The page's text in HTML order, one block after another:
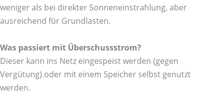
weniger als bei direkter Sonneneinstrahlung, aber
ausreichend für Grundlasten.
Was passiert mit Überschussstrom?
Dieser kann ins Netz eingespeist werden (gegen
Vergütung) oder mit einem Speicher selbst genutzt
werden.